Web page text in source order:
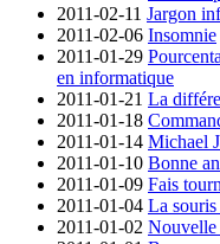
2011-02-11 Jargon
2011-02-06 Insomnie
2011-01-29
en informatique
2011-01-21 La
2011-01-18
2011-01-14 Michael
2011-01-10 Bonne
2011-01-09 Fais
2011-01-04 La
2011-01-02 Nouvelle